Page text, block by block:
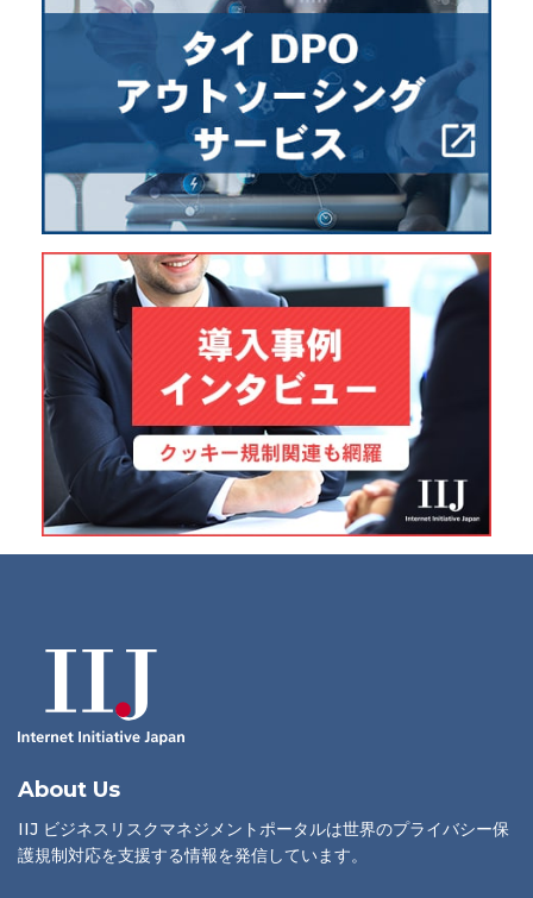
About Us
IIJ ビジネスリスクマネジメントポータルは世界のプライバシー保
護規制対応を支援する情報を発信しています。